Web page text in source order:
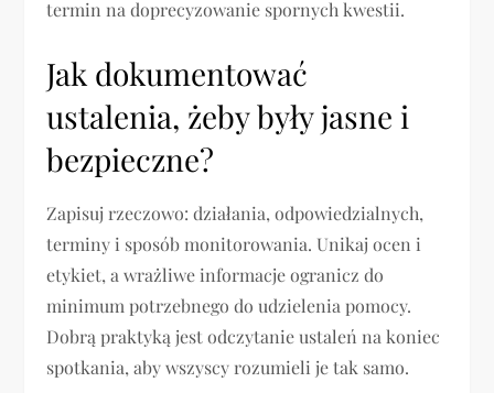
termin na doprecyzowanie spornych kwestii.
Jak dokumentować
ustalenia, żeby były jasne i
bezpieczne?
Zapisuj rzeczowo: działania, odpowiedzialnych,
terminy i sposób monitorowania. Unikaj ocen i
etykiet, a wrażliwe informacje ogranicz do
minimum potrzebnego do udzielenia pomocy.
Dobrą praktyką jest odczytanie ustaleń na koniec
spotkania, aby wszyscy rozumieli je tak samo.